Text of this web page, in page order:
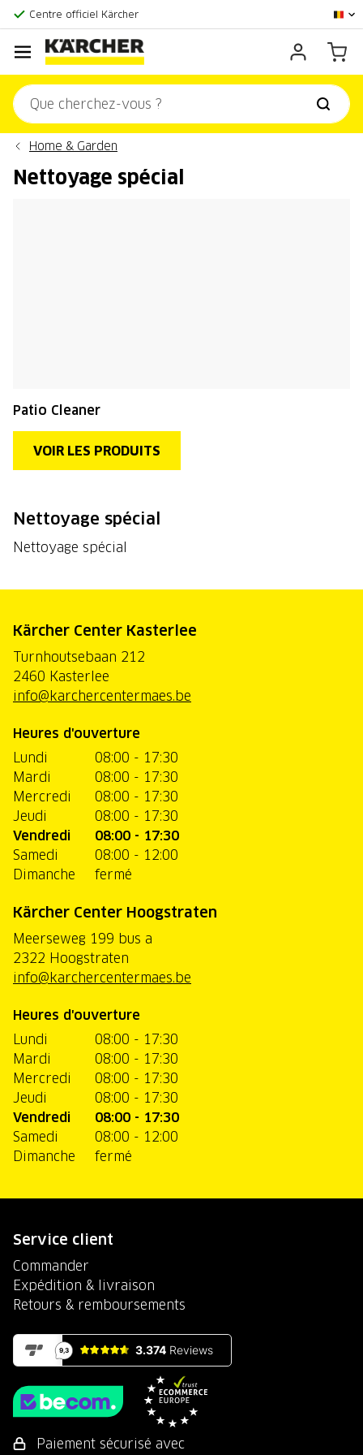
Centre officiel Kärcher
Score client:9,3/10
Home & Garden
Nettoyage spécial
Patio Cleaner
VOIR LES PRODUITS
Nettoyage spécial
Nettoyage spécial
Kärcher Center Kasterlee
Turnhoutsebaan 212
2460 Kasterlee
info@karchercentermaes.be
Heures d'ouverture
Lundi
08:00 - 17:30
Mardi
08:00 - 17:30
Mercredi
08:00 - 17:30
Jeudi
08:00 - 17:30
Vendredi
08:00 - 17:30
Samedi
08:00 - 12:00
Dimanche
fermé
Kärcher Center Hoogstraten
Meerseweg 199 bus a
2322 Hoogstraten
info@karchercentermaes.be
Heures d'ouverture
Lundi
08:00 - 17:30
Mardi
08:00 - 17:30
Mercredi
08:00 - 17:30
Jeudi
08:00 - 17:30
Vendredi
08:00 - 17:30
Samedi
08:00 - 12:00
Dimanche
fermé
Service client
Commander
Expédition & livraison
Retours & remboursements
Paiement sécurisé avec